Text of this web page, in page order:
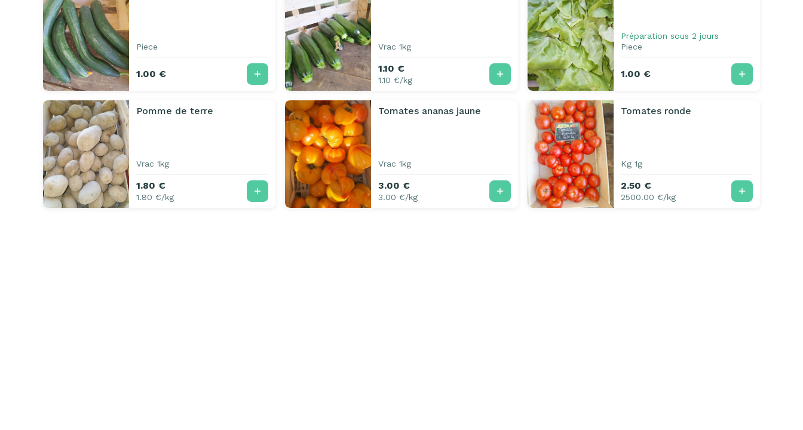
Piece
1.00 €
Vrac 1kg
1.10 €
1.10 €/kg
Préparation sous 2 jours
Piece
1.00 €
Pomme de terre
Vrac 1kg
1.80 €
1.80 €/kg
Tomates ananas jaune
Vrac 1kg
3.00 €
3.00 €/kg
Tomates ronde
Kg 1g
2.50 €
2500.00 €/kg